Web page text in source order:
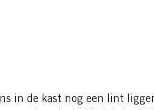
in de kast nog een lint